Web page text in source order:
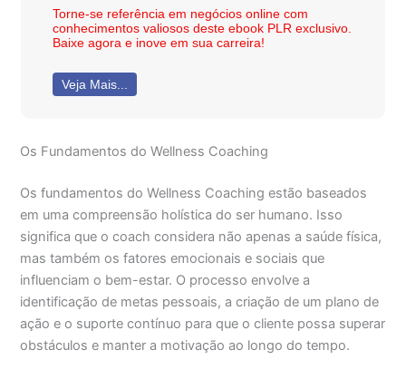
Torne-se referência em negócios online com
conhecimentos valiosos deste ebook PLR exclusivo.
Baixe agora e inove em sua carreira!
Veja Mais...
Os Fundamentos do Wellness Coaching
Os fundamentos do Wellness Coaching estão baseados
em uma compreensão holística do ser humano. Isso
significa que o coach considera não apenas a saúde física,
mas também os fatores emocionais e sociais que
influenciam o bem-estar. O processo envolve a
identificação de metas pessoais, a criação de um plano de
ação e o suporte contínuo para que o cliente possa superar
obstáculos e manter a motivação ao longo do tempo.